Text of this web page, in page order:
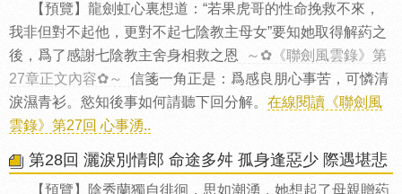
【預覽】龍劍虹心裏想道：“若果虎哥的性命挽救不來，
我非但對不起他，更對不起七陰教主母女”要知她取得解葯之
後，爲了感謝七陰教主舍身相救之恩
～✿《聯劍風雲錄》第
27章正文內容✿～
信箋一角正是：爲感良朋心事苦，可憐清
淚濕青衫。慾知後事如何請聽下回分解。 在線閱讀《聯劍風
雲錄》第27回 心事湧..
第28回 灑淚別情郎 命途多舛 孤身逢惡少 際遇堪悲
【預覽】陰秀蘭獨自徘徊，思如潮湧，她想起了母親贈葯